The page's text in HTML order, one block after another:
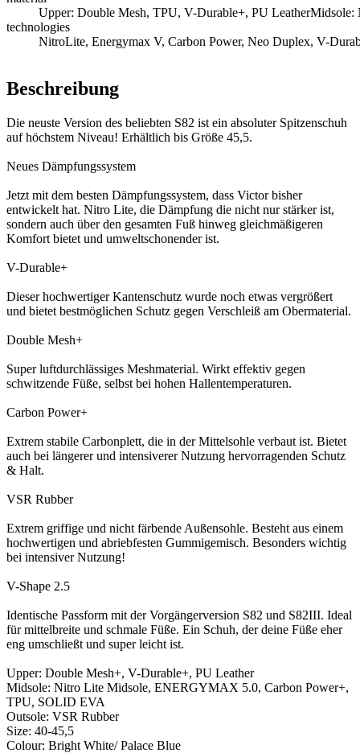
Upper: Double Mesh, TPU, V-Durable+, PU
technologies
NitroLite, Energymax V, Carbon Power, Neo Duplex, V-
Beschreibung
Die neuste Version des beliebten S82 ist ein absoluter Spitzenschuh
auf höchstem Niveau! Erhältlich bis Größe 45,5.
Neues Dämpfungssystem
Jetzt mit dem besten Dämpfungssystem, dass Victor bisher
entwickelt hat. Nitro Lite, die Dämpfung die nicht nur stärker ist,
sondern auch über den gesamten Fuß hinweg gleichmäßigeren
Komfort bietet und umweltschonender ist.
V-Durable+
Dieser hochwertiger Kantenschutz wurde noch etwas vergrößert
und bietet bestmöglichen Schutz gegen Verschleiß am Obermaterial.
Double Mesh+
Super luftdurchlässiges Meshmaterial. Wirkt effektiv gegen
schwitzende Füße, selbst bei hohen Hallentemperaturen.
Carbon Power+
Extrem stabile Carbonplett, die in der Mittelsohle verbaut ist. Bietet
auch bei längerer und intensiverer Nutzung hervorragenden Schutz
& Halt.
VSR Rubber
Extrem griffige und nicht färbende Außensohle. Besteht aus einem
hochwertigen und abriebfesten Gummigemisch. Besonders wichtig
bei intensiver Nutzung!
V-Shape 2.5
Identische Passform mit der Vorgängerversion S82 und S82III. Ideal
für mittelbreite und schmale Füße. Ein Schuh, der deine Füße eher
eng umschließt und super leicht ist.
Upper: Double Mesh+, V-Durable+, PU Leather
Midsole: Nitro Lite Midsole, ENERGYMAX 5.0, Carbon Power+,
TPU, SOLID EVA
Outsole: VSR Rubber
Size: 40-45,5
Colour: Bright White/ Palace Blue